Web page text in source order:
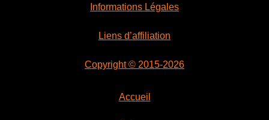
Informations Légales
Liens d’affiliation
Copyright © 2015-2026
Accueil